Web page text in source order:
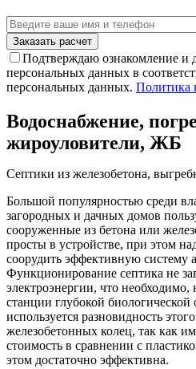
Подтверждаю ознакомление и
персональных данных в
персональных данных. Политика
Водоснабжение,
жироуловители, ЖБ
Септики из железобетона,
Большой популярностью среди
загородных и дачных домов
сооруженные из бетона или
просты в устройстве, при этом
соорудить эффективную систему
Функционирование септика не
электроэнергии, что
станции глубокой
используется разновидность
железобетонных колец, так как
стоимость в сравнении с
этом достаточно эффективна.